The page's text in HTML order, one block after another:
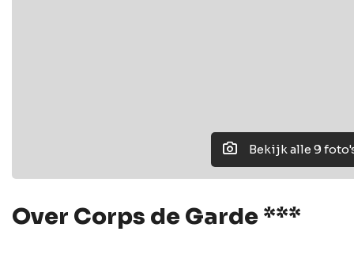
Bekijk alle 9
Over Corps de Garde ***